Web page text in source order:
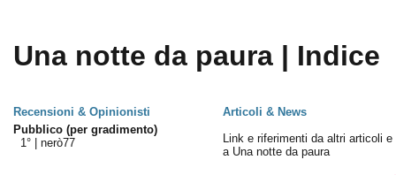
Una notte da paura | Indice
Recensioni & Opinionisti
Articoli & News
Pubblico (per gradimento)
1° | nerò77
Link e riferimenti da altri articoli e
a Una notte da paura